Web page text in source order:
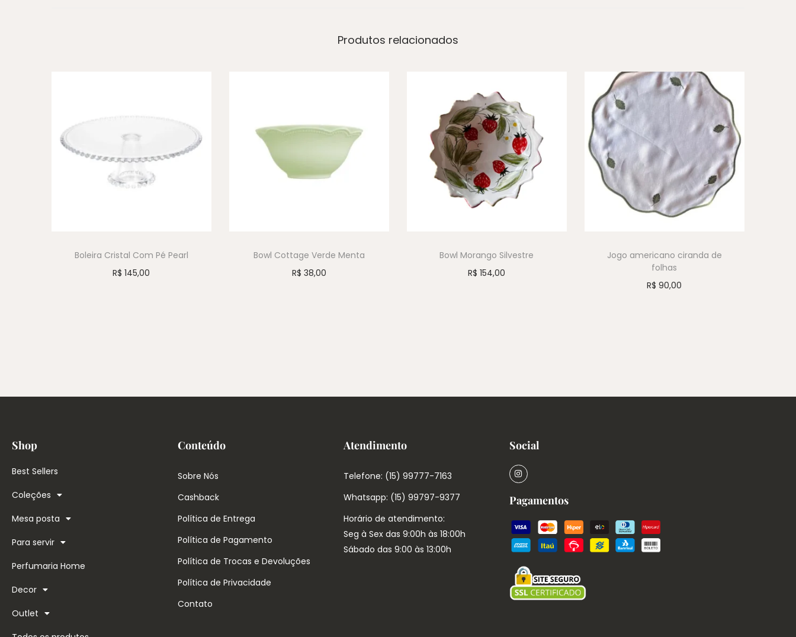
Produtos relacionados
Boleira Cristal Com Pé Pearl
R$ 145,00
Bowl Cottage Verde Menta
R$ 38,00
Bowl Morango Silvestre
R$ 154,00
Jogo americano ciranda de
folhas
R$ 90,00
Shop
Best Sellers
Coleções
Mesa posta
Para servir
Perfumaria Home
Decor
Outlet
Conteúdo
Sobre Nós
Cashback
Política de Entrega
Política de Pagamento
Política de Trocas e Devoluções
Política de Privacidade
Contato
Atendimento
Telefone: (15) 99777-7163
Whatsapp: (15) 99797-9377
Horário de atendimento:
Seg à Sex das 9:00h às 18:00h
Sábado das 9:00 às 13:00h
Social
Pagamentos